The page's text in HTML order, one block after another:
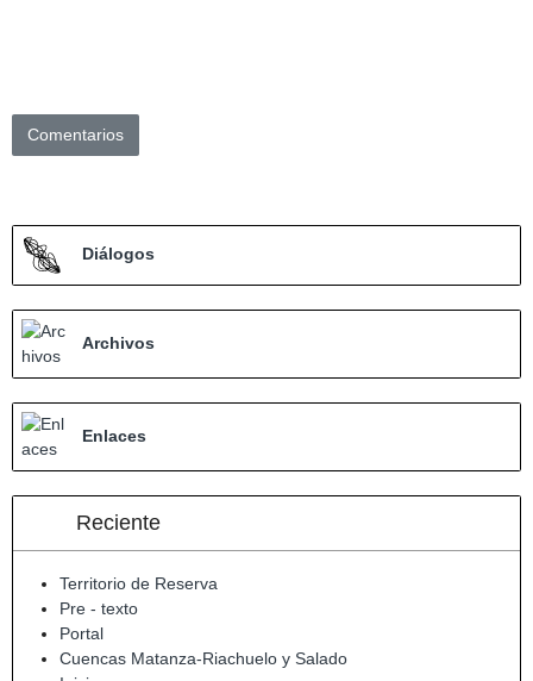
Comentarios
Diálogos
Archivos
Enlaces
Reciente
Territorio de Reserva
Pre - texto
Portal
Cuencas Matanza-Riachuelo y Salado